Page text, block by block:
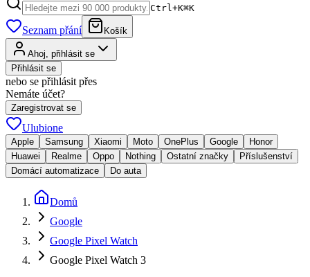
Ctrl+K⌘K
Seznam přání Košík
Ahoj, přihlásit se
Přihlásit se
nebo se přihlásit přes
Nemáte účet?
Zaregistrovat se
Ulubione
Apple Samsung Xiaomi Moto OnePlus Google
Honor
Huawei
Realme Oppo Nothing Ostatní značky
Příslušenství
Domácí automatizace
Do auta
Domů
Google
Google Pixel Watch
Google Pixel Watch 3